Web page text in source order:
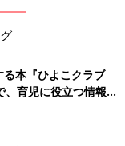
本『ひよこクラブ
育児に役立つ情報が